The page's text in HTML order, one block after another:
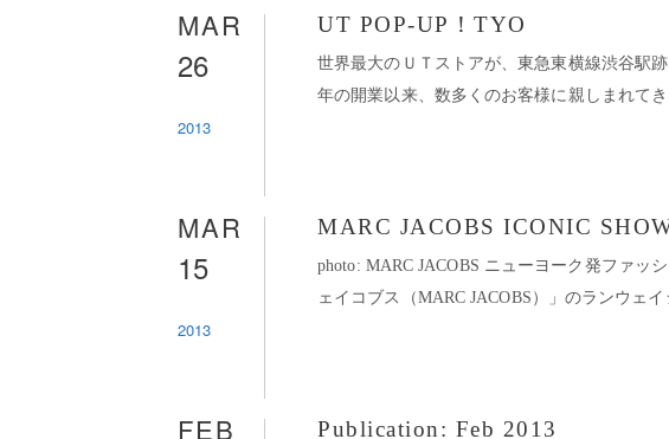
MAR
26
2013
UT POP-UP！TYO
世界最大のＵＴストアが、東急東横線渋谷駅
年の開業以来、数多くのお客様に親しまれて
MAR
15
2013
MARC JACOBS ICONIC
photo: MARC JACOBS ニューヨーク発ファッ
ェイコブス（MARC JACOBS）」のランウェイ
FEB Publication: Feb 2013